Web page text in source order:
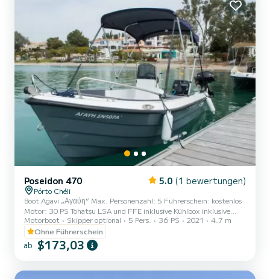
Poseidon 470 5.0 (1 bewertungen)
Pórto Chéli
Boot Agavi „Αγαύη“ Max. Personenzahl: 5 Führerschein: kostenlos
Motor: 30 PS Tohatsu LSA und FFE inklusive Kühlbox inklusive
Stereoanlage inklusive Verstecktes Geschenk Frühbucherrabatt 10
%* Haftpflichtversicherung Extras Kraftstoffe: nach Bedarf
Skipper bei Bedarf Handtücher bei Bedarf
Motorboot Skipper optional 5 Pers. 36 PS 2021
4.7 m
Ohne Führerschein
ab $173,03